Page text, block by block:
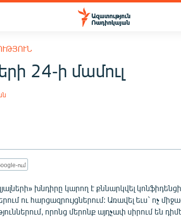
24-ի մամուլ
ում
խնդիրը կարող է քննարկվել
ու հարցազրույցներում: Առավել եւս` ոչ
որոնց մերոնք այդչափ սիրում են